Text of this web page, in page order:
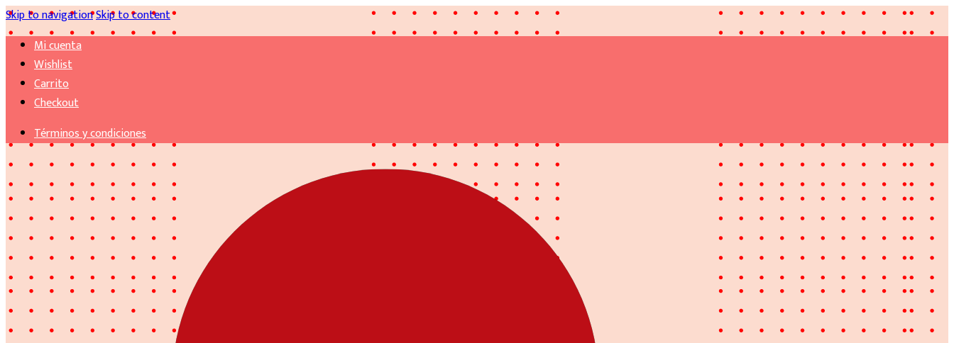
Skip to navigationSkip to content
Mi cuenta
Wishlist
Carrito
Checkout
Términos y condiciones